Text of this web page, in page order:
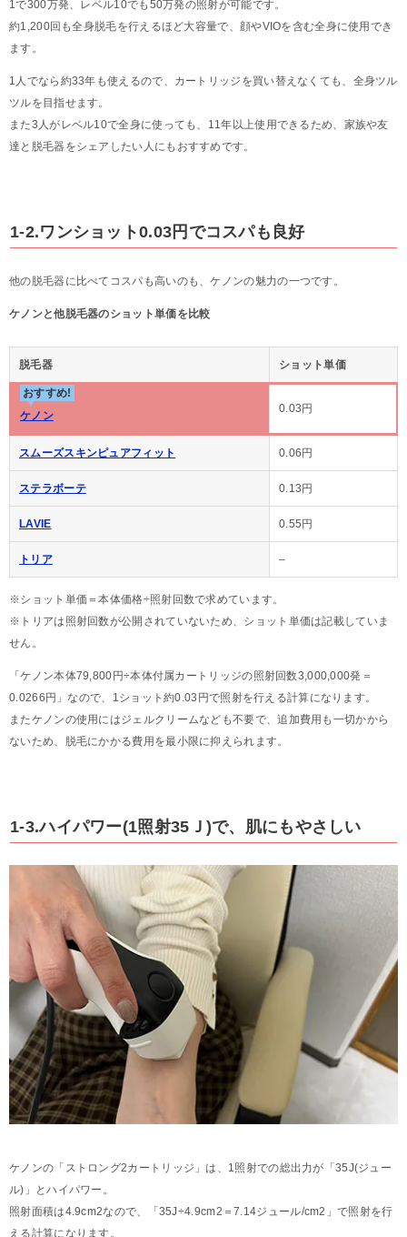
1で300万発、レベル10でも50万発の照射が可能です。
約1,200回も全身脱毛を行えるほど大容量で、顔やVIOを含む全身に使用でき
ます。
1人でなら約33年も使えるので、カートリッジを買い替えなくても、全身ツル
ツルを目指せます。
また3人がレベル10で全身に使っても、11年以上使用できるため、家族や友
達と脱毛器をシェアしたい人にもおすすめです。
1-2.ワンショット0.03円でコスパも良好
他の脱毛器に比べてコスパも高いのも、ケノンの魅力の一つです。
ケノンと他脱毛器のショット単価を比較
脱毛器 ショット単価
おすすめ!
ケノン
0.03円
スムーズスキンピュアフィット 0.06円
ステラボーテ 0.13円
LAVIE 0.55円
トリア –
※ショット単価＝本体価格÷照射回数で求めています。
※トリアは照射回数が公開されていないため、ショット単価は記載していま
せん。
「ケノン本体79,800円÷本体付属カートリッジの照射回数3,000,000発＝
0.0266円」なので、1ショット約0.03円で照射を行える計算になります。
またケノンの使用にはジェルクリームなども不要で、追加費用も一切かから
ないため、脱毛にかかる費用を最小限に抑えられます。
1-3.ハイパワー(1照射35Ｊ)で、肌にもやさしい
ケノンの「ストロング2カートリッジ」は、1照射での総出力が「35J(ジュー
ル)」とハイパワー。
照射面積は4.9cm2なので、「35J÷4.9cm2＝7.14ジュール/cm2」で照射を行
える計算になります。